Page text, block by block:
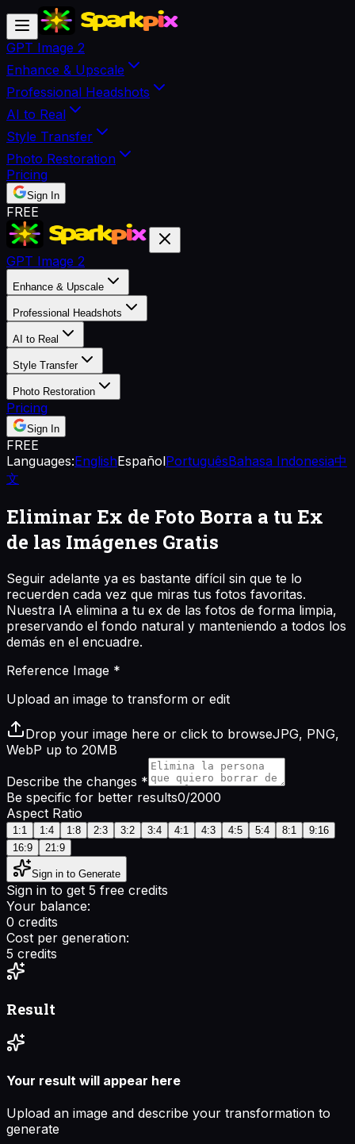
GPT Image 2
Enhance & Upscale
Professional Headshots
AI to Real
Style Transfer
Photo Restoration
Pricing
Sign In
FREE
GPT Image 2
Enhance & Upscale
Professional Headshots
AI to Real
Style Transfer
Photo Restoration
Pricing
Sign In
FREE
Languages:EnglishEspañolPortuguêsBahasa Indonesia中
文
Eliminar Ex de Foto Borra a tu Ex
de las Imágenes Gratis
Seguir adelante ya es bastante difícil sin que te lo
recuerden cada vez que miras tus fotos favoritas.
Nuestra IA elimina a tu ex de las fotos de forma limpia,
preservando el fondo natural y manteniendo a todos los
demás en el encuadre.
Reference Image *
Upload an image to transform or edit
Drop your image here or click to browseJPG, PNG,
WebP up to 20MB
Describe the changes *
Be specific for better results0/2000
Aspect Ratio
1:1 1:4 1:8 2:3 3:2 3:4 4:1 4:3 4:5 5:4 8:1
9:16
16:9
21:9
Sign in to Generate
Sign in to get 5 free credits
Your balance:
0 credits
Cost per generation:
5 credits
Result
Your result will appear here
Upload an image and describe your transformation to
generate